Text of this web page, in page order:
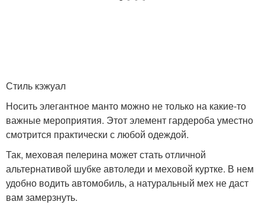
Стиль кэжуал
Носить элегантное манто можно не только на какие-то
важные мероприятия. Этот элемент гардероба уместно
смотрится практически с любой одеждой.
Так, меховая пелерина может стать отличной
альтернативой шубке автоледи и меховой куртке. В нем
удобно водить автомобиль, а натуральный мех не даст
вам замерзнуть.